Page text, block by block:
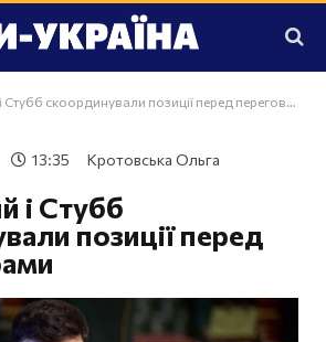
скоординували позиції перед переговорами
13:35 Кротовська Ольга
і Стубб
позиції перед